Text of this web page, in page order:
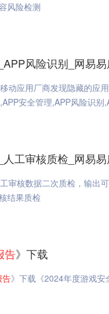
风险检测
风险识别_网易
动应用厂商发现隐藏的应
安全管理,APP风险识别
工审核质检_网易
审核数据二次质检，输出
结果质检
告》下载
告》下载《2024年度游戏安